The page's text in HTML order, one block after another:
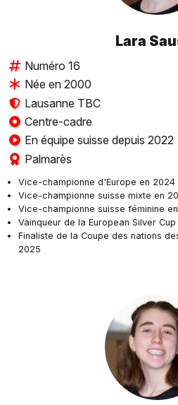
Lara
Numéro 16
Née en 2000
Lausanne TBC
Centre-cadre
En équipe suisse depuis 2022
Palmarès
Vice-championne d'Europe en 2024
Vice-championne suisse mixte en
Vice-championne suisse féminine
Vainqueur de la European Silver
Finaliste de la Coupe des nations
2025